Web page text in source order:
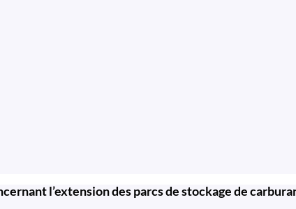
l’extension des parcs de stockage de